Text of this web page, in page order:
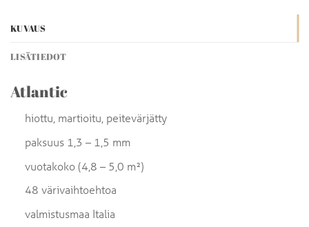
KUVAUS
LISÄTIEDOT
Atlantic
hiottu, martioitu, peitevärjätty
paksuus 1,3 – 1,5 mm
vuotakoko (4,8 – 5,0 m²)
48 värivaihtoehtoa
valmistusmaa Italia